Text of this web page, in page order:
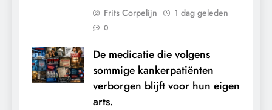
Frits Corpelijn 1 dag geleden
0
De medicatie die volgens
sommige kankerpatiënten
verborgen blijft voor hun eigen
arts.